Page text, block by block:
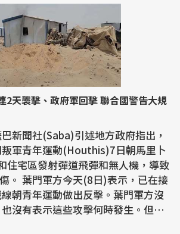
2天襲擊、政府軍回擊 聯合國警告大規
新聞社(Saba)引述地方政府指出，
軍青年運動(Houthis)7日朝馬里卜
住宅區發射彈道飛彈和無人機，導致
，已在接
朝青年運動做出反擊。葉門軍方沒
沒有表示這些攻擊何時發生。但軍